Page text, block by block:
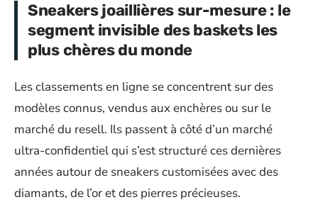
Sneakers joaillières sur-mesure : le
segment invisible des baskets les
plus chères du monde
Les classements en ligne se concentrent sur des
modèles connus, vendus aux enchères ou sur le
marché du resell. Ils passent à côté d’un marché
ultra-confidentiel qui s’est structuré ces dernières
années autour de sneakers customisées avec des
diamants, de l’or et des pierres précieuses.